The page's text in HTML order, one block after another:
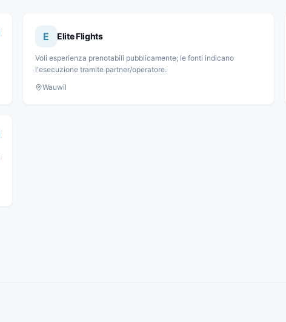
E Elite Flights
Voli esperienza prenotabili pubblicamente; le fonti indicano
l'esecuzione tramite partner/operatore.
Wauwil